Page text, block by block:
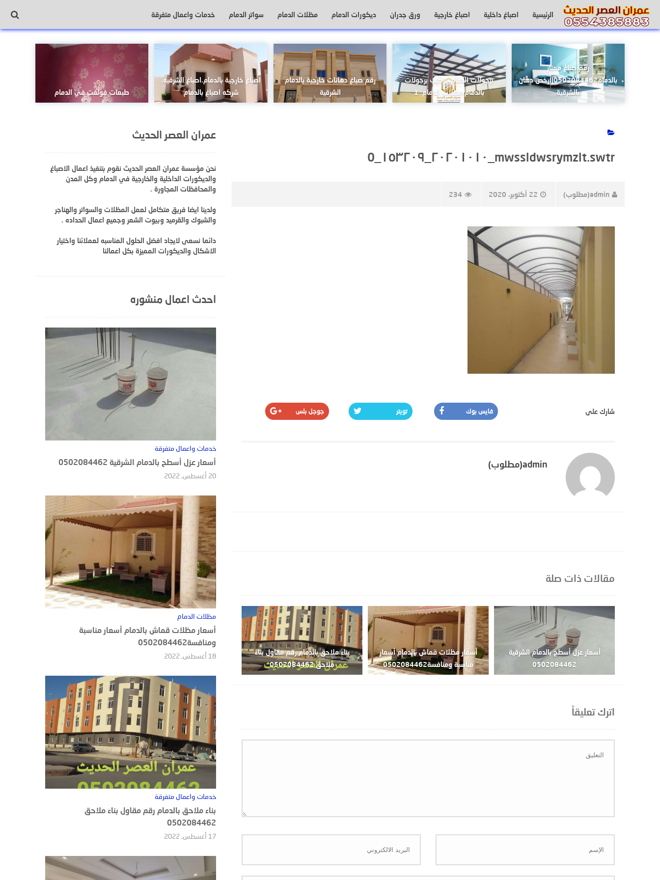
المحتوى
الرئيسية اصباغ داخلية اصباغ خارجية ورق جدران ديكورات الدمام مظلات الدمام سواتر الدمام خدمات واعمال متفرقة
رقم صباغ ممتاز
بالدمام0502084462|أرخص دهان
بالشرقية
برجولات الدمام. تركيب برجولات
بالدمام.مظلات الدمام. 1
رقم صباغ دهانات خارجية بالدمام
الشرقية
اصباغ خارجية بالدمام.اصباغ الشرقيه.
شركه اصباغ بالدمام
طبعات فولفت في الدمام
mwssldwsrymzlt.swtr_٢٠٢٠١٠١٠_١٥٣٢٠٩_0
admin(مطلوب) 22 أكتوبر، 2020 234
شارك على فايس بوك تويتر جوجل بلس
admin(مطلوب)
مقالات ذات صلة
أسعار عزل أسطح بالدمام الشرقية
0502084462
أسعار مظلات قماش بالدمام أسعار
مناسبة ومنافسة0502084462
بناء ملاحق بالدمام رقم مقاول بناء
ملاحق 0502084462
اترك تعليقاً
عمران العصر الحديث
نحن مؤسسة عمران العصر الحديث نقوم بتنفيذ اعمال الاصباغ
والديكورات الداخلية والخارجية في الدمام وكل المدن
والمحافظات المجاورة .
ولدينا ايضا فريق متكامل لعمل المظلات والسواتر والهناجر
والشبوك والقرميد وبيوت الشعر وجميع اعمال الحداده .
دائما نسعى لايجاد افضل الحلول المناسبه لعملائنا واختيار
الاشكال والديكورات المميزة بكل اعمالنا
احدث اعمال منشوره
خدمات واعمال متفرقة
أسعار عزل أسطح بالدمام الشرقية 0502084462
20 أغسطس, 2022
مظلات الدمام
أسعار مظلات قماش بالدمام أسعار مناسبة
ومنافسة0502084462
18 أغسطس, 2022
خدمات واعمال متفرقة
بناء ملاحق بالدمام رقم مقاول بناء ملاحق
0502084462
17 أغسطس, 2022